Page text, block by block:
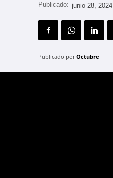
Publicado: junio 28, 2024
Publicado por Octubre